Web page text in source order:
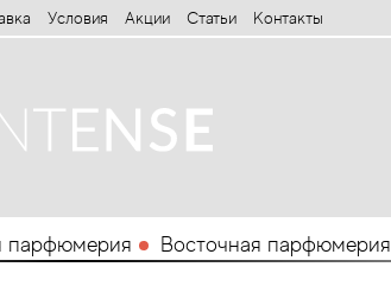
Условия Aкции Статьи Контакты
парфюмерия Восточная парфюмерия